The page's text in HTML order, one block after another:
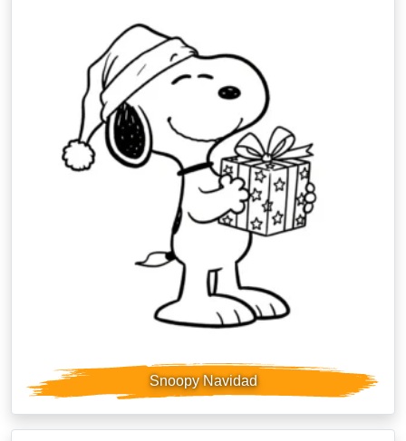
Snoopy Navidad